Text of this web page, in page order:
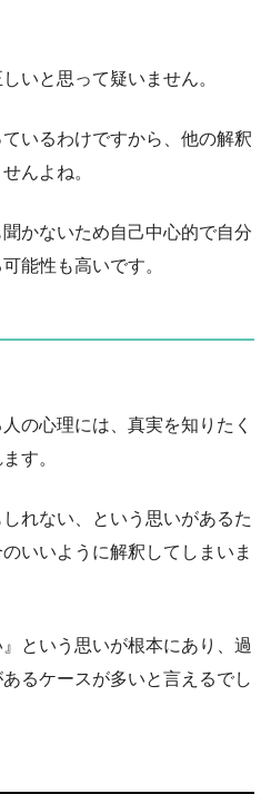
いと思って疑いません。
いるわけですから、他の解釈
んよね。
かないため自己中心的で自分
能性も高いです。
の心理には、真実を知りたく
す。
れない、という思いがあるた
いいように解釈してしまいま
という思いが根本にあり、過
るケースが多いと言えるでし